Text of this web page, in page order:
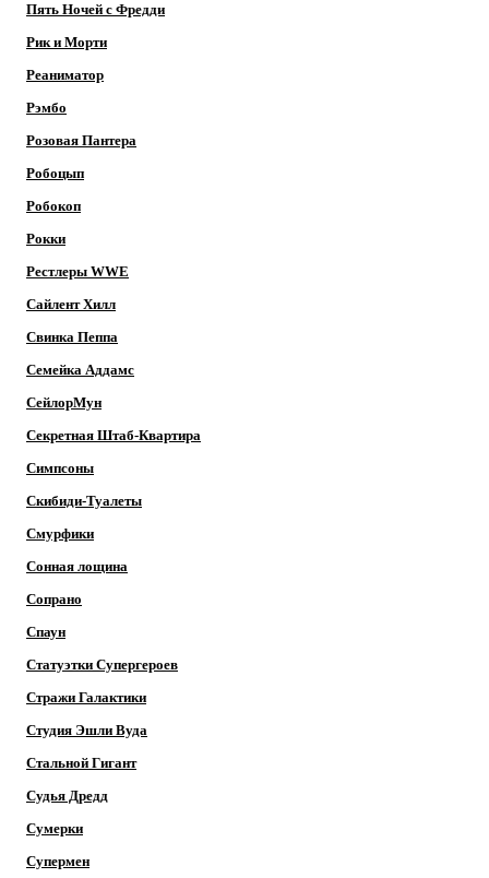
Пять Ночей с Фредди
Рик и Морти
Реаниматор
Рэмбо
Розовая Пантера
Робоцып
Робокоп
Рокки
Рестлеры WWE
Сайлент Хилл
Свинка Пеппа
Семейка Аддамс
СейлорМун
Секретная Штаб-Квартира
Симпсоны
Скибиди-Туалеты
Смурфики
Сонная лощина
Сопрано
Спаун
Статуэтки Супергероев
Стражи Галактики
Студия Эшли Вуда
Стальной Гигант
Судья Дредд
Сумерки
Супермен